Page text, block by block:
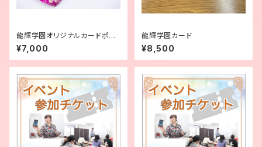
龍輝学園オリジナルカードポー
チ（大）パープル
¥7,000
龍輝学園カード
¥8,500